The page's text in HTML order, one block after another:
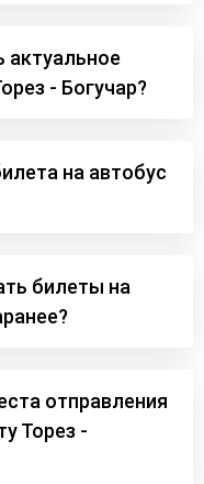
актуальное
- Богучар?
на автобус
билеты на
отправления
Торез -